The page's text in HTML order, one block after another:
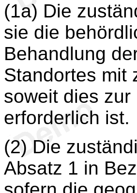
(1a) Die
sie die
Behandlung
Standortes mit
soweit dies
erforderlich ist.
(2) Die
Absatz 1 in